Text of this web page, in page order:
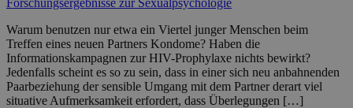
Forschungsergebnisse zur Sexualpsychologie
Warum benutzen nur etwa ein Viertel junger Menschen beim
Treffen eines neuen Partners Kondome? Haben die
Informationskampagnen zur HIV-Prophylaxe nichts bewirkt?
Jedenfalls scheint es so zu sein, dass in einer sich neu anbahnenden
Paarbeziehung der sensible Umgang mit dem Partner derart viel
situative Aufmerksamkeit erfordert, dass Überlegungen […]